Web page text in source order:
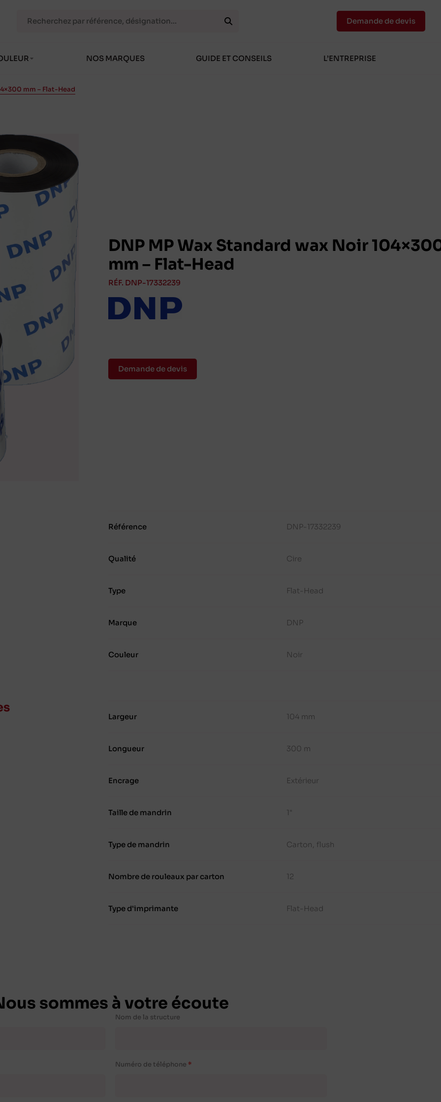
NOS MARQUES GUIDE ET CONSEILS L’ENTREPRISE
Demande de devis
mm – Flat-Head
DNP MP Wax Standard wax Noir
mm – Flat-Head
RÉF. DNP-17332239
Demande de devis
Référence DNP-17332239
Qualité Cire
Type Flat-Head
Marque DNP
Couleur Noir
Largeur 104 mm
Longueur 300 m
Encrage Extérieur
Taille de mandrin 1"
Type de mandrin Carton, flush
Nombre de rouleaux par carton 12
Type d'imprimante Flat-Head
sommes à votre écoute
Nom de la structure
Numéro de téléphone